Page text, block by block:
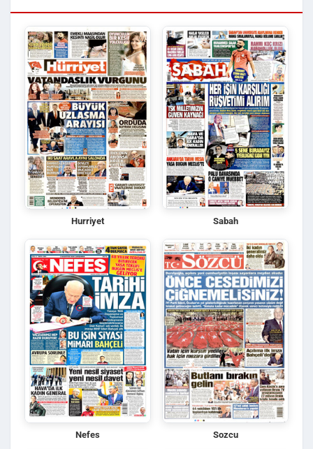
Hurriyet Sabah
Nefes Sozcu